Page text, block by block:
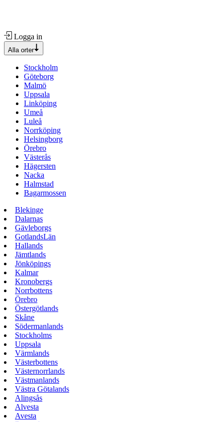
Logga in
Alla orter
Stockholm
Göteborg
Malmö
Uppsala
Linköping
Umeå
Luleå
Norrköping
Helsingborg
Örebro
Västerås
Hägersten
Nacka
Halmstad
Bagarmossen
Blekinge
Dalarnas
Gävleborgs
GotlandsLän
Hallands
Jämtlands
Jönköpings
Kalmar
Kronobergs
Norrbottens
Örebro
Östergötlands
Skåne
Södermanlands
Stockholms
Uppsala
Värmlands
Västerbottens
Västernorrlands
Västmanlands
Västra Götalands
Alingsås
Alvesta
Avesta